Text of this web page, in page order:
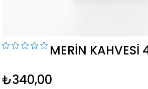
MERIN KAHVESI
₺340,00